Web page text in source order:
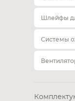
Шлейфы
Системы